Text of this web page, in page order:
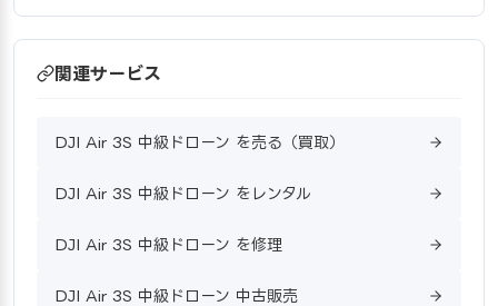
関連サービス
DJI Air 3S 中級ドローン を売る（買取）
DJI Air 3S 中級ドローン をレンタル
DJI Air 3S 中級ドローン を修理
DJI Air 3S 中級ドローン 中古販売